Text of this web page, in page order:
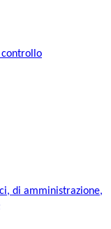
di amministrazione,